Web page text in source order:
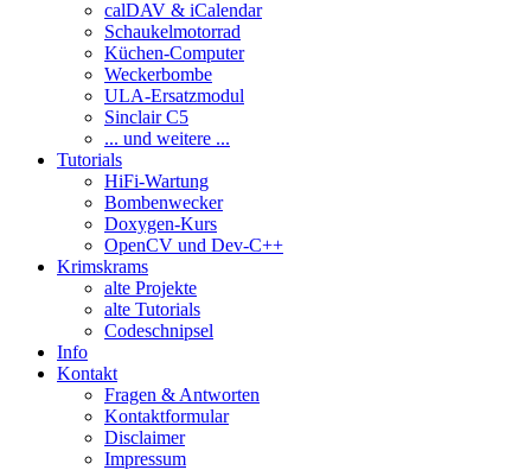
calDAV & iCalendar
Schaukelmotorrad
Küchen-Computer
Weckerbombe
ULA-Ersatzmodul
Sinclair C5
... und weitere ...
Tutorials
HiFi-Wartung
Bombenwecker
Doxygen-Kurs
OpenCV und Dev-C++
Krimskrams
alte Projekte
alte Tutorials
Codeschnipsel
Info
Kontakt
Fragen & Antworten
Kontaktformular
Disclaimer
Impressum